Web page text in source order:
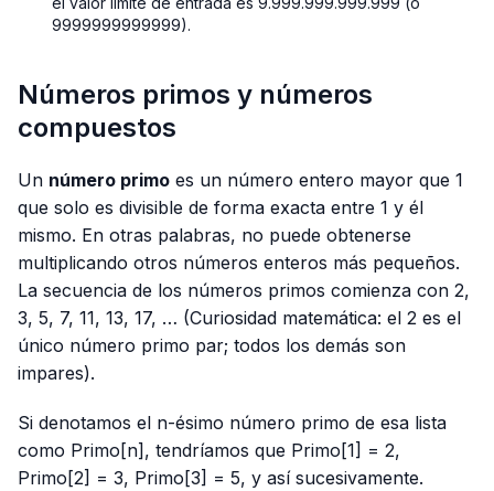
9999999999999).
Números primos y números
compuestos
Un número primo es un número entero mayor que 1
que solo es divisible de forma exacta entre 1 y él
mismo. En otras palabras, no puede obtenerse
multiplicando otros números enteros más pequeños.
La secuencia de los números primos comienza con 2,
3, 5, 7, 11, 13, 17, … (Curiosidad matemática: el 2 es el
único número primo par; todos los demás son
impares).
Si denotamos el n-ésimo número primo de esa lista
como Primo[n], tendríamos que Primo[1] = 2,
Primo[2] = 3, Primo[3] = 5, y así sucesivamente.